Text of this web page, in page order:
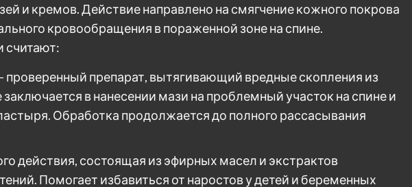
и кремов. Действие направлено на смягчение кожного покрова
кровообращения в пораженной зоне на спине.
проверенный препарат, вытягивающий вредные скопления из
в нанесении мази на проблемный участок на спине и
Обработка продолжается до полного рассасывания
действия, состоящая из эфирных масел и экстрактов
Помогает избавиться от наростов у детей и беременных